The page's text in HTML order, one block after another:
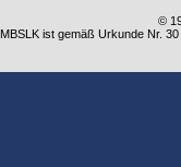
©
MBSLK ist gemäß Urkunde Nr.